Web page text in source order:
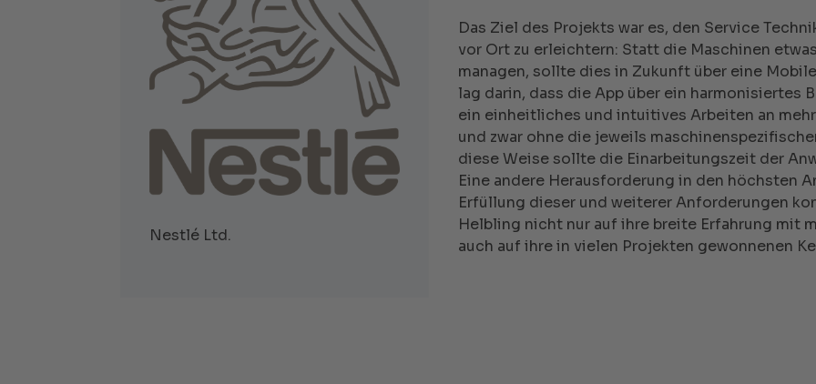
Nestlé Ltd.
Das Ziel des Projekts war es, den Service
vor Ort zu erleichtern: Statt die Maschinen
managen, sollte dies in Zukunft über eine
lag darin, dass die App über ein harmonisiertes
ein einheitliches und intuitives Arbeiten an
und zwar ohne die jeweils
diese Weise sollte die Einarbeitungszeit der
Eine andere Herausforderung in den höchsten
Erfüllung dieser und weiterer Anforderungen
Helbling nicht nur auf ihre breite Erfahrung mit
auch auf ihre in vielen Projekten gewonnenen